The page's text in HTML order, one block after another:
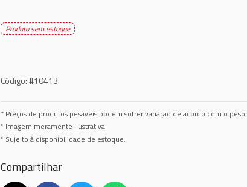
Produto sem estoque
Código:#10413
* Preços de produtos pesáveis podem sofrer variação de acordo com o peso.
* Imagem meramente ilustrativa.
* Sujeito à disponibilidade de estoque.
Compartilhar